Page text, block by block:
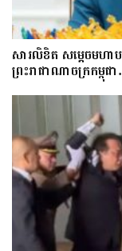
សារលិខិត សម្តេចមហា
ព្រះរាជាណាចក្រកម្ពុជ